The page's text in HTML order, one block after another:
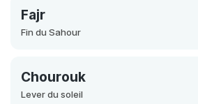
Fajr
Fin du Sahour
Chourouk
Lever du soleil